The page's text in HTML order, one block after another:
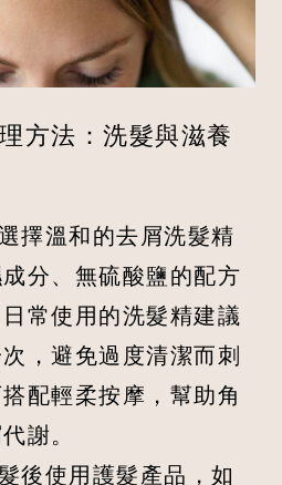
方法：洗髮與滋養
擇溫和的去屑洗髮精
分、無硫酸鹽的配方
常使用的洗髮精建議
，避免過度清潔而刺
配輕柔按摩，幫助角
謝。
後使用護髮產品，如